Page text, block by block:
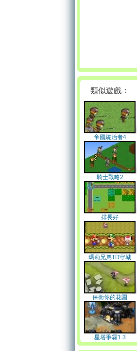
類似遊戲：
帝國統治者4
騎士戰略2
排長好
瑪莉兄弟TD守城
保衛你的花園
星塔爭霸1.3